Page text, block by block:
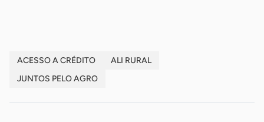
ACESSO A CRÉDITO
ALI RURAL
JUNTOS PELO AGRO